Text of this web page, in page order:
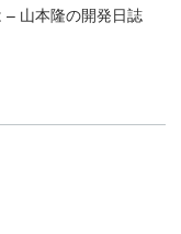
山本隆の開発日誌